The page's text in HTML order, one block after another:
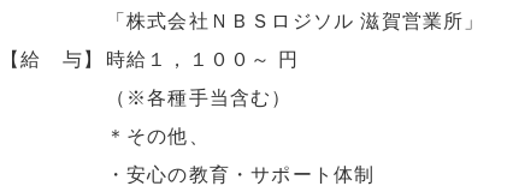
「株式会社ＮＢＳロジソル 滋賀営業所」
【給 与】
時給１，１００～ 円
（※各種手当含む）
＊その他、
・安心の教育・サポート体制